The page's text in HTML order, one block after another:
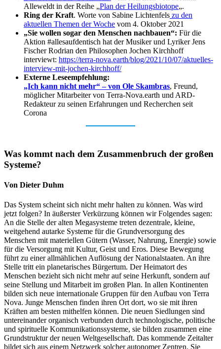
Alleweldt in der Reihe „Plan der Heilungsbiotope„.
Ring der Kraft. Worte von Sabine Lichtenfels zu den
aktuellen Themen der Woche vom 4. Oktober 2021
„Sie wollen sogar den Menschen nachbauen“: Für die
Aktion #allesaufdentisch hat der Musiker und Lyriker Jens
Fischer Rodrian den Philosophen Jochen Kirchhoff
interviewt: https://terra-nova.earth/blog/2021/10/07/aktuelles-
interview-mit-jochen-kirchhoff/
Externe Leseempfehlung:
„Ich kann nicht mehr“ – von Ole Skambras, Freund,
möglicher Mitarbeiter von Terra-Nova.earth und ARD-
Redakteur zu seinen Erfahrungen und Recherchen seit
Corona
Was kommt nach dem Zusammenbruch der großen
Systeme?
Von Dieter Duhm
Das System scheint sich nicht mehr halten zu können. Was wird
jetzt folgen? In äußerster Verkürzung können wir Folgendes sagen:
An die Stelle der alten Megasysteme treten dezentrale, kleine,
weitgehend autarke Systeme für die Grundversorgung des
Menschen mit materiellen Gütern (Wasser, Nahrung, Energie) sowie
für die Versorgung mit Kultur, Geist und Eros. Diese Bewegung
führt zu einer allmählichen Auflösung der Nationalstaaten. An ihre
Stelle tritt ein planetarisches Bürgertum. Der Heimatort des
Menschen bezieht sich nicht mehr auf seine Herkunft, sondern auf
seine Stellung und Mitarbeit im großen Plan. In allen Kontinenten
bilden sich neue internationale Gruppen für den Aufbau von Terra
Nova. Junge Menschen finden ihren Ort dort, wo sie mit ihren
Kräften am besten mithelfen können. Die neuen Siedlungen sind
untereinander organisch verbunden durch technologische, politische
und spirituelle Kommunikationssysteme, sie bilden zusammen eine
Grundstruktur der neuen Weltgesellschaft. Das kommende Zeitalter
bildet sich aus einem Netzwerk solcher autonomer Zentren. Sie